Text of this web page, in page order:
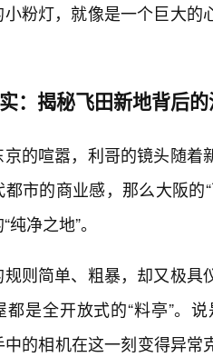
小粉灯，就像是一个巨大
：揭秘飞田新地背后
京的喧嚣，利哥的镜头随
市的商业感，那么大阪
净之地”。
规则简单、粗暴，却又极具
都是全开放式的“料亭”。
中的相机在这一刻变得异